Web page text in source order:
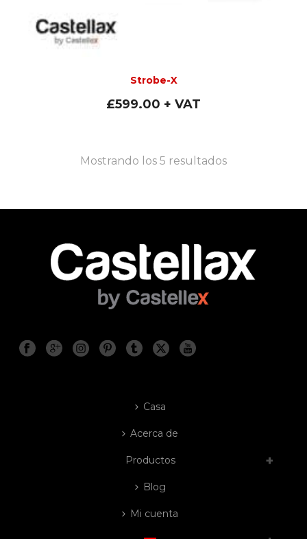
Strobe-X
£599.00 + VAT
Mostrando los 5 resultados
Casa
Acerca de
Productos
Blog
Mi cuenta